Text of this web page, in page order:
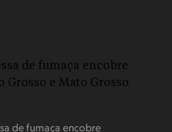
de fumaça encobre